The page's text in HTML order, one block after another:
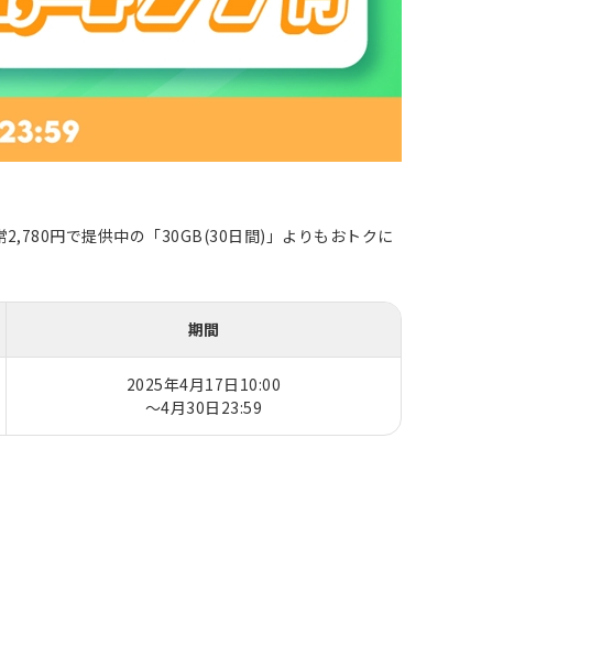
円で提供中の「30GB(30日間)」よりもおトクに
期間
2025年4月17日10:00
～4月30日23:59